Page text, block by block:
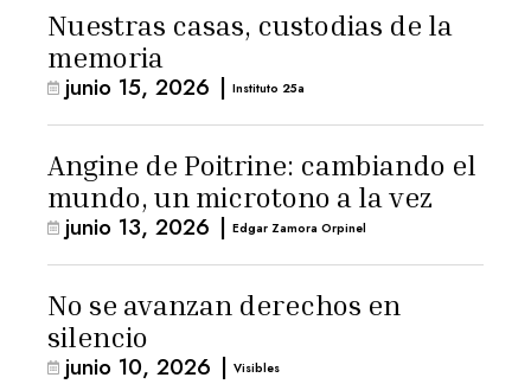
Nuestras casas, custodias de la
memoria
junio 15, 2026 | Instituto 25a
Angine de Poitrine: cambiando el
mundo, un microtono a la vez
junio 13, 2026 | Edgar Zamora Orpinel
No se avanzan derechos en
silencio
junio 10, 2026 | Visibles